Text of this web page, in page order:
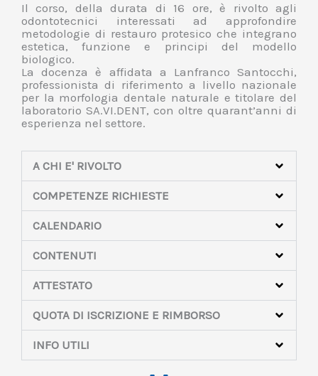
Il corso, della durata di 16 ore, è rivolto agli
odontotecnici interessati ad approfondire
metodologie di restauro protesico che integrano
estetica, funzione e principi del modello
biologico.
La docenza è affidata a Lanfranco Santocchi,
professionista di riferimento a livello nazionale
per la morfologia dentale naturale e titolare del
laboratorio SA.VI.DENT, con oltre quarant’anni di
esperienza nel settore.
A CHI E' RIVOLTO
COMPETENZE RICHIESTE
CALENDARIO
CONTENUTI
ATTESTATO
QUOTA DI ISCRIZIONE E RIMBORSO
INFO UTILI